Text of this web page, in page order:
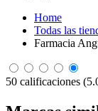
Home
Todas las
Farmacia
50 calificaciones